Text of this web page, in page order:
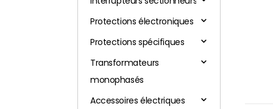
Protections électroniques
Protections spécifiques
Transformateurs
monophasés
Accessoires électriques